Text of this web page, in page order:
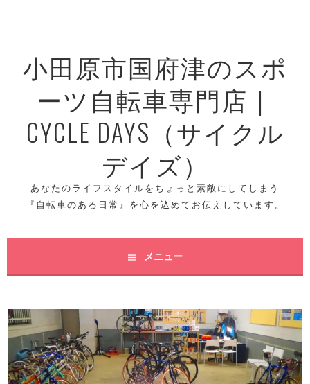
小田原市国府津のスポ
ーツ自転車専門店｜
CYCLE DAYS（サイクル
デイズ）
あなたのライフスタイルをちょっと素敵にしてしまう
『自転車のある日常』を心を込めてお伝えしています。
メニュー